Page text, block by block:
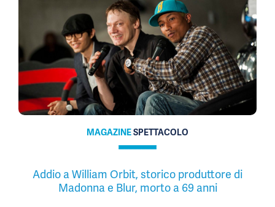
MAGAZINESPETTACOLO
Addio a William Orbit, storico produttore di
Madonna e Blur, morto a 69 anni